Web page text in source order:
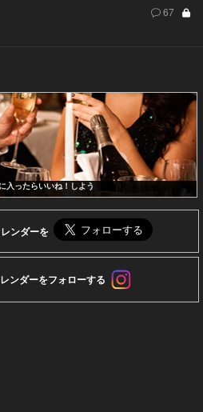
67
入ったらいいね！しよう
ンダーを
ンダーをフォローする